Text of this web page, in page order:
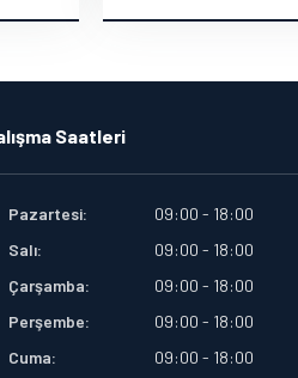
Saatleri
Pazartesi:
09:00 - 18:00
Salı:
09:00 - 18:00
Çarşamba:
09:00 - 18:00
Perşembe:
09:00 - 18:00
Cuma:
09:00 - 18:00